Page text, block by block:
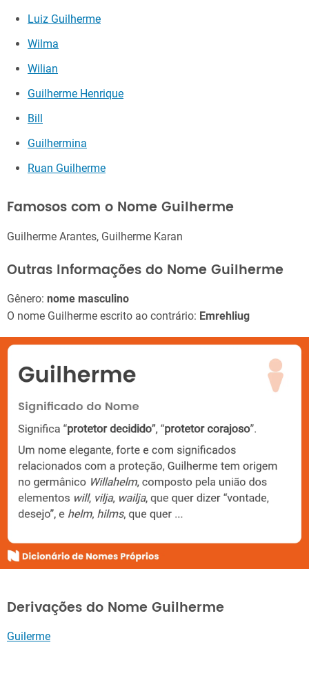
Luiz Guilherme
Wilma
Wilian
Guilherme Henrique
Bill
Guilhermina
Ruan Guilherme
Famosos com o Nome Guilherme
Guilherme Arantes, Guilherme Karan
Outras Informações do Nome Guilherme
Gênero: nome masculino
O nome Guilherme escrito ao contrário: Emrehliug
Derivações do Nome Guilherme
Guilerme